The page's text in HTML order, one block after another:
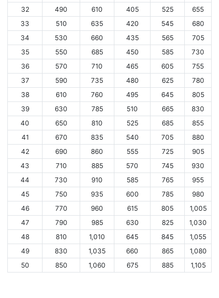
32
490 610 405 525
655
33
510 635 420 545
680
34
530 660 435 565
705
35
550 685 450 585
730
36
570 710 465 605
755
37
590 735 480 625
780
38
610 760 495 645
805
39
630 785 510 665
830
40
650 810 525 685
855
41
670 835 540 705
880
42
690 860 555 725
905
43
710 885 570 745
930
44
730 910 585 765
955
45
750 935 600 785
980
46
770 960 615 805
1,005
47
790 985 630 825
1,030
48
810 1,010 645 845
1,055
49
830 1,035 660 865
1,080
50
850 1,060 675 885 1,105